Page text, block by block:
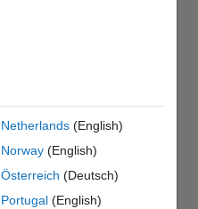
Netherlands(English)
Norway(English)
Österreich (Deutsch)
Portugal(English)